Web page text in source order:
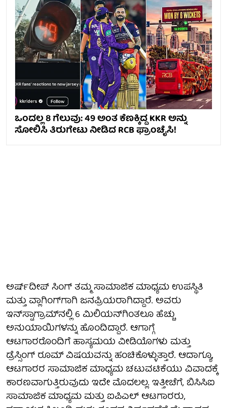
ಒಂದಲ್ಲ 8 ಗೆಲುವು: 49 ಅಂತ ಕೆಣಕ್ಕಿದ್ದ KKR ಅನ್ನು
ಸೋಲಿಸಿ ತಿರುಗೇಟು ನೀಡಿದ RCB ಫ್ರಾಂಚೈಸಿ!
ಅರ್ಷ್‌ದೀಪ್ ಸಿಂಗ್ ತಮ್ಮ ಸಾಮಾಜಿಕ ಮಾಧ್ಯಮ ಉಪಸ್ಥಿತಿ
ಮತ್ತು ವ್ಲಾಗಿಂಗ್‌ಗಾಗಿ ಜನಪ್ರಿಯರಾಗಿದ್ದಾರೆ. ಅವರು
ಇನ್‌ಸ್ಟಾಗ್ರಾಮ್‌ನಲ್ಲಿ 6 ಮಿಲಿಯನ್‌ಗಿಂತಲೂ ಹೆಚ್ಚು
ಅನುಯಾಯಿಗಳನ್ನು ಹೊಂದಿದ್ದಾರೆ. ಆಗಾಗ್ಗೆ
ಆಟಗಾರರೊಂದಿಗೆ ಹಾಸ್ಯಮಯ ವೀಡಿಯೊಗಳು ಮತ್ತು
ಡ್ರೆಸ್ಸಿಂಗ್ ರೂಮ್ ವಿಷಯವನ್ನು ಹಂಚಿಕೊಳ್ಳುತ್ತಾರೆ. ಆದಾಗ್ಯೂ,
ಆಟಗಾರರ ಸಾಮಾಜಿಕ ಮಾಧ್ಯಮ ಚಟುವಟಿಕೆಯು ವಿವಾದಕ್ಕೆ
ಕಾರಣವಾಗುತ್ತಿರುವುದು ಇದೇ ಮೊದಲಲ್ಲ. ಇತ್ತೀಚೆಗೆ, ಬಿಸಿಸಿಐ
ಸಾಮಾಜಿಕ ಮಾಧ್ಯಮ ಮತ್ತು ಐಪಿಎಲ್ ಆಟಗಾರರು,